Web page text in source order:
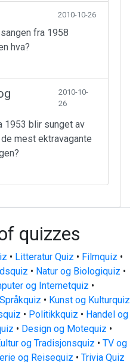
2010-10-26
fra 1958
hva?
2010-10-
26
1953 blir sunget av
mest ektravagante
quizzes
• Litteratur Quiz • Filmquiz •
• Natur og Biologiquiz •
og Internetquiz •
• Kunst og Kulturquiz
• Politikkquiz • Handel og
• Design og Motequiz •
og Tradisjonsquiz • TV og
og Reisequiz • Trivia Quiz